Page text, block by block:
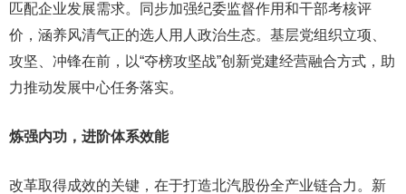
匹配企业发展需求。同步加强纪委监督作用和干部考核评
价，涵养风清气正的选人用人政治生态。基层党组织立项、
攻坚、冲锋在前，以“夺榜攻坚战”创新党建经营融合方式，助
力推动发展中心任务落实。
炼强内功，进阶体系效能
改革取得成效的关键，在于打造北汽股份全产业链合力。新